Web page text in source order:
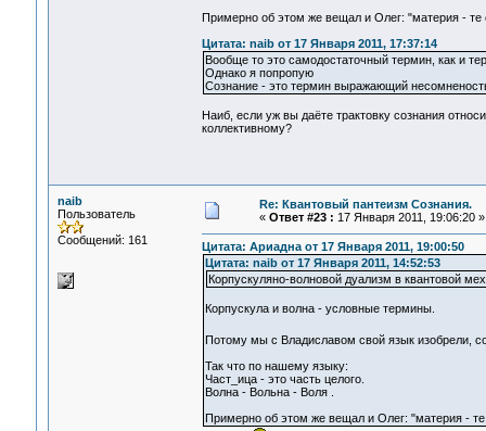
Примерно об этом же вещал и Олег: "материя -
Цитата: naib от 17 Января 2011, 17:37:14
Вообще то это самодостаточный термин, как и
Однако я попропую
Сознание - это термин выражающий
Наиб, если уж вы даёте трактовку сознания
коллективному?
naib
Пользователь
Сообщений: 161
Re: Квантовый пантеизм Сознания.
« Ответ #23 : 17 Января 2011, 19:06:20 »
Цитата: Ариадна от 17 Января 2011, 19:00:50
Цитата: naib от 17 Января 2011, 14:52:53
Корпускуляно-волновой дуализм в квантовой
Корпускула и волна - условные термины.
Потому мы с Владиславом свой язык изобрели,
Так что по нашему языку:
Част_ица - это часть целого.
Волна - Вольна - Воля .
Примерно об этом же вещал и Олег: "материя -